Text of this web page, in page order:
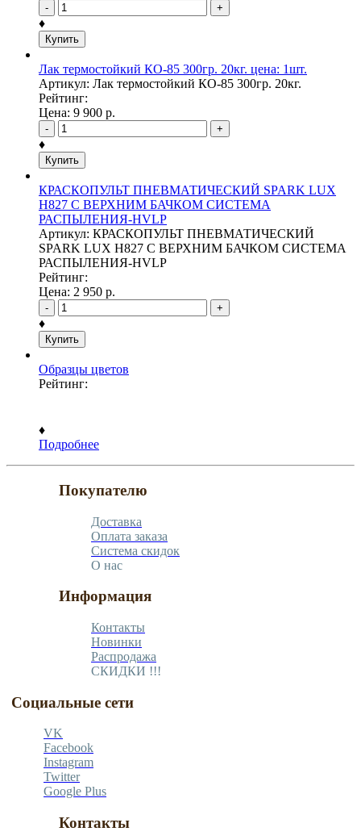
- +
♦
Купить
Лак термостойкий КО-85 300гр. 20кг. цена: 1шт.
Артикул: Лак термостойкий КО-85 300гр. 20кг.
Рейтинг:
Цена: 9 900 р.
- +
♦
Купить
КРАСКОПУЛЬТ ПНЕВМАТИЧЕСКИЙ SPARK LUX
H827 С ВЕРХНИМ БАЧКОМ СИСТЕМА
РАСПЫЛЕНИЯ-HVLP
Артикул: КРАСКОПУЛЬТ ПНЕВМАТИЧЕСКИЙ
SPARK LUX H827 С ВЕРХНИМ БАЧКОМ СИСТЕМА
РАСПЫЛЕНИЯ-HVLP
Рейтинг:
Цена: 2 950 р.
- +
♦
Купить
Образцы цветов
Рейтинг:
♦
Подробнее
Покупателю
Доставка
Оплата заказа
Система скидок
О нас
Информация
Контакты
Новинки
Распродажа
СКИДКИ !!!
Социальные сети
VK
Facebook
Instagram
Twitter
Google Plus
Контакты